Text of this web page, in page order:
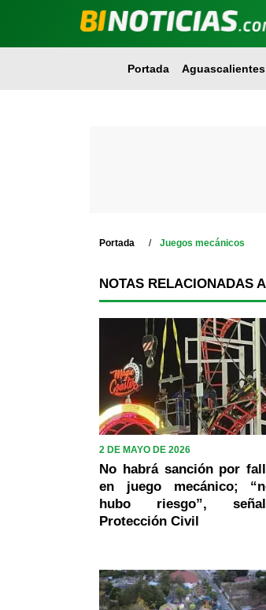
Portada Aguascalientes
Portada Juegos mecánicos
NOTAS RELACIONADAS
2 DE MAYO DE 2026
No habrá sanción por
en juego mecánico;
hubo riesgo”,
Protección Civil